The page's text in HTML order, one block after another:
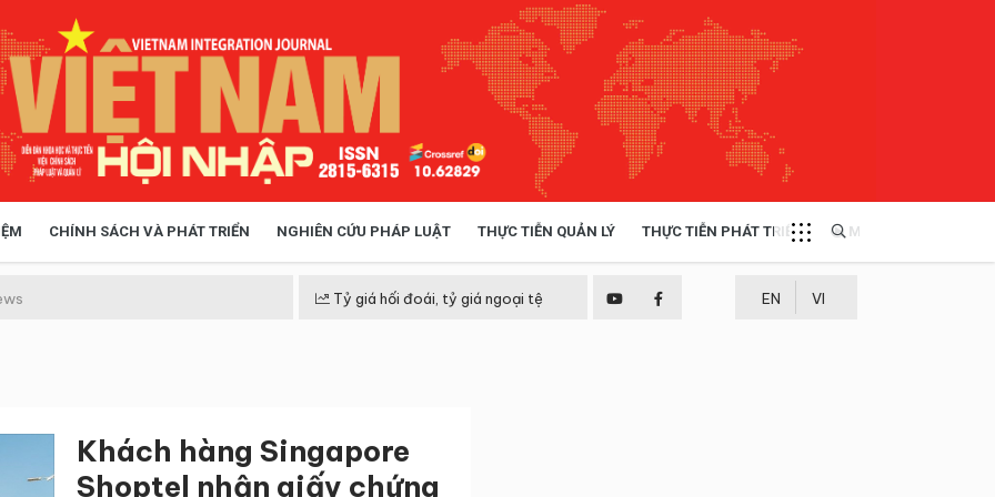
CHÍNH SÁCH VÀ PHÁT TRIỂN NGHIÊN CỨU PHÁP LUẬT THỰC TIỄN QUẢN LÝ THỰC TIỄN PHÁT TRIỂN MULTIMEDIA
Tỷ giá hối đoái, tỷ giá ngoại tệ EN VI
Khách hàng Singapore
Shoptel nhận giấy chứng